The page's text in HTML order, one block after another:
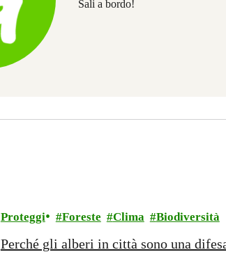
Sali a bordo!
Proteggi Foreste Clima Biodiversità
Perché gli alberi in città sono una